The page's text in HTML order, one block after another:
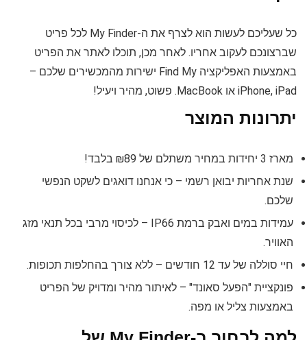
כל שעליכם לעשות הוא לצרף את ה-My Finder לכל פריט
שברצונכם לעקוב אחריו. לאחר מכן, תוכלו לאתר את הפריט
באמצעות האפליקציה Find My ישירות מהמכשירים שלכם –
iPhone, iPad או MacBook. פשוט, מהיר ויעיל!
יתרונות המוצר
מארז 3 יחידות במחיר משתלם של ₪89 בלבד!
שנת אחריות יבואן רשמי – כי אנחנו דואגים לשקט הנפשי
שלכם.
עמידות במים ואבק ברמת IP66 – לכיסוי מרבי בכל תנאי מזג
האוויר.
חיי סוללה של עד 12 חודשים – ללא צורך בהחלפות תכופות.
פונקציית "הפעל סאונד" – לאיתור מהיר ומדויק של הפריט
באמצעות צליל או מפה.